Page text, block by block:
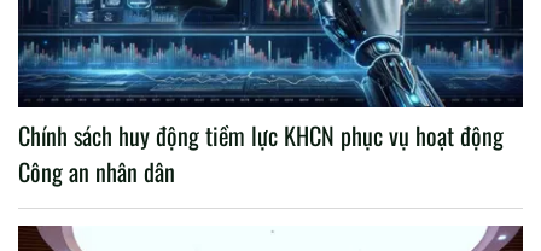
Chính sách huy động tiềm lực KHCN phục vụ hoạt động
Công an nhân dân